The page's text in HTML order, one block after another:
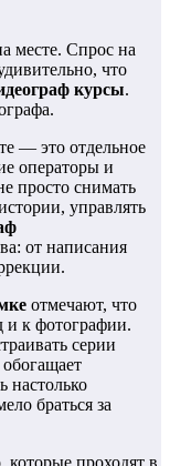
месте. Спрос на
что
курсы.
— это отдельное
операторы и
просто снимать
управлять
от написания
отмечают, что
и к фотографии.
серии
настолько
браться за